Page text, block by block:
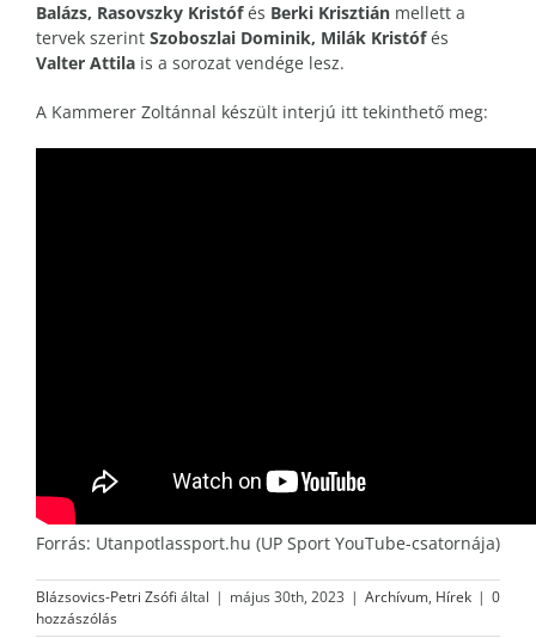
Balázs, Rasovszky Kristófés Berki Krisztián mellett a
tervek szerint Szoboszlai Dominik, Milák Kristófés
Valter Attila is a sorozat vendége lesz.
A Kammerer Zoltánnal készült interjú itt tekinthető meg:
Forrás: Utanpotlassport.hu (UP Sport YouTube-csatornája)
Blázsovics-Petri Zsófi által | május 30th, 2023 | Archívum, Hírek | 0
hozzászólás